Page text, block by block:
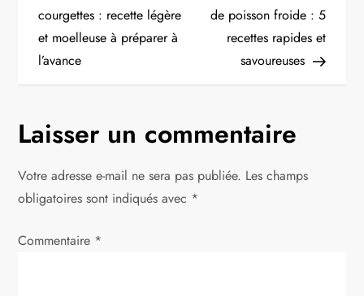
a
v
g
a
t
i
courgettes : recette légère
et moelleuse à préparer à
l’avance
de poisson froide : 5
recettes rapides et
savoureuses
Laisser un commentaire
Votre adresse e-mail ne sera pas publiée. Les champs
obligatoires sont indiqués avec *
Commentaire *